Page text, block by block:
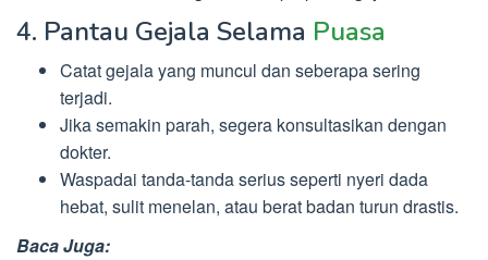
4. Pantau Gejala Selama Puasa
Catat gejala yang muncul dan seberapa sering
terjadi.
Jika semakin parah, segera konsultasikan dengan
dokter.
Waspadai tanda-tanda serius seperti nyeri dada
hebat, sulit menelan, atau berat badan turun drastis.
Baca Juga: